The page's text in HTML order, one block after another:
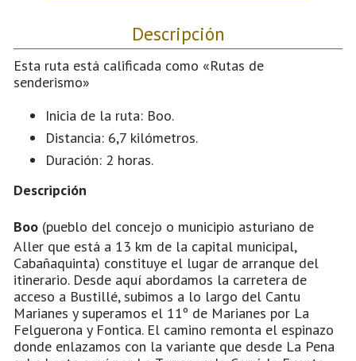
Descripción
Esta ruta está calificada como «Rutas de
senderismo»
Inicia de la ruta: Boo.
Distancia: 6,7 kilómetros.
Duración: 2 horas.
Descripción
Boo (pueblo del concejo o municipio asturiano de
Aller que está a 13 km de la capital municipal,
Cabañaquinta) constituye el lugar de arranque del
itinerario. Desde aquí abordamos la carretera de
acceso a Bustillé, subimos a lo largo del Cantu
Marianes y superamos el 11º de Marianes por La
Felguerona y Fontica. El camino remonta el espinazo
donde enlazamos con la variante que desde La Pena